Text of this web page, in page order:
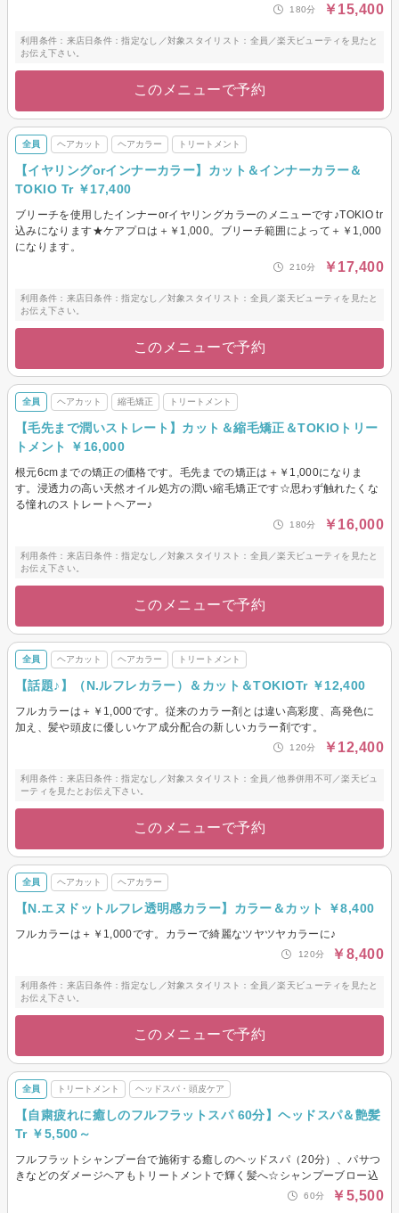
180分 ￥15,400
利用条件：来店日条件：指定なし／対象スタイリスト：全員／楽天ビューティを見たと
お伝え下さい。
このメニューで予約
全員 ヘアカット ヘアカラー トリートメント
【イヤリングorインナーカラー】カット＆インナーカラー＆
TOKIO Tr ￥17,400
ブリーチを使用したインナーorイヤリングカラーのメニューです♪TOKIO tr
込みになります★ケアプロは＋￥1,000。ブリーチ範囲によって＋￥1,000
になります。
210分 ￥17,400
利用条件：来店日条件：指定なし／対象スタイリスト：全員／楽天ビューティを見たと
お伝え下さい。
このメニューで予約
全員 ヘアカット 縮毛矯正 トリートメント
【毛先まで潤いストレート】カット＆縮毛矯正＆TOKIOトリー
トメント ￥16,000
根元6cmまでの矯正の価格です。毛先までの矯正は＋￥1,000になりま
す。浸透力の高い天然オイル処方の潤い縮毛矯正です☆思わず触れたくな
る憧れのストレートヘアー♪
180分 ￥16,000
利用条件：来店日条件：指定なし／対象スタイリスト：全員／楽天ビューティを見たと
お伝え下さい。
このメニューで予約
全員 ヘアカット ヘアカラー トリートメント
【話題♪】（N.ルフレカラー）＆カット＆TOKIOTr ￥12,400
フルカラーは＋￥1,000です。従来のカラー剤とは違い高彩度、高発色に
加え、髪や頭皮に優しいケア成分配合の新しいカラー剤です。
120分 ￥12,400
利用条件：来店日条件：指定なし／対象スタイリスト：全員／他券併用不可／楽天ビュ
ーティを見たとお伝え下さい。
このメニューで予約
全員 ヘアカット ヘアカラー
【N.エヌドットルフレ透明感カラー】カラー＆カット ￥8,400
フルカラーは＋￥1,000です。カラーで綺麗なツヤツヤカラーに♪
120分 ￥8,400
利用条件：来店日条件：指定なし／対象スタイリスト：全員／楽天ビューティを見たと
お伝え下さい。
このメニューで予約
全員 トリートメント ヘッドスパ・頭皮ケア
【自粛疲れに癒しのフルフラットスパ 60分】ヘッドスパ＆艶髪
Tr ￥5,500～
フルフラットシャンプー台で施術する癒しのヘッドスパ（20分）、パサつ
きなどのダメージヘアもトリートメントで輝く髪へ☆シャンプーブロー込
60分 ￥5,500